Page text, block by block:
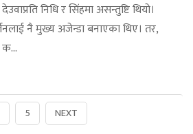
देउवाप्रति निधि र सिंहमा असन्तुष्टि थियो।
नै मुख्य अजेन्डा बनाएका थिए। तर,
5 NEXT